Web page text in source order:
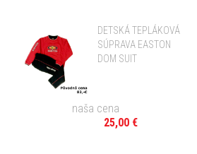
DETSKÁ TEPLÁKOVÁ
SÚPRAVA EASTON
DOM SUIT
naša cena
25,00 €